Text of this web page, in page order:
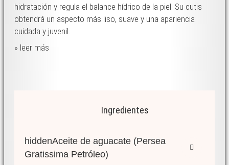
hidratación y regula el balance hídrico de la piel. Su cutis
obtendrá un aspecto más liso, suave y una apariencia
cuidada y juvenil.
» leer más
Ingredientes
hiddenAceite de aguacate (Persea
Gratissima Petróleo)